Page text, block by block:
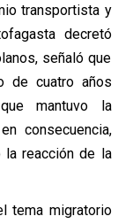
transportista y
decretó
señaló que
de cuatro años
mantuvo la
consecuencia,
la reacción de la
tema migratorio